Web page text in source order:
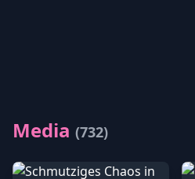
Media (732)